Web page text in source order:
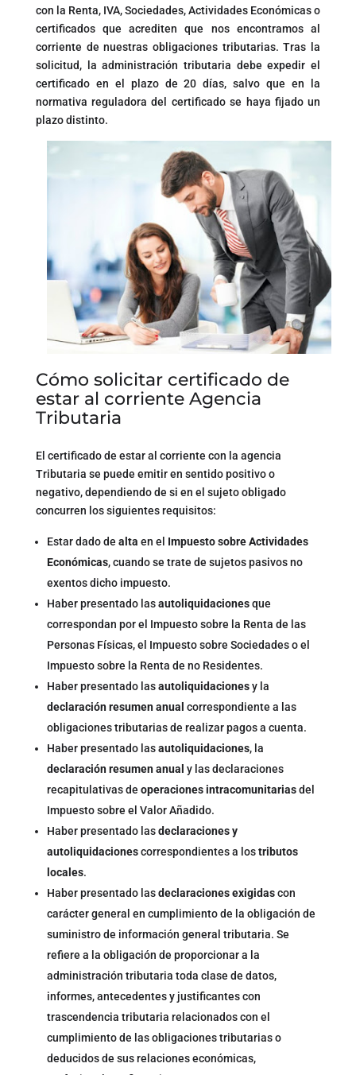
con la Renta, IVA, Sociedades, Actividades Económicas o
certificados que acrediten que nos encontramos al
corriente de nuestras obligaciones tributarias. Tras la
solicitud, la administración tributaria debe expedir el
certificado en el plazo de 20 días, salvo que en la
normativa reguladora del certificado se haya fijado un
plazo distinto.
Cómo solicitar certificado de
estar al corriente Agencia
Tributaria
El certificado de estar al corriente con la agencia
Tributaria se puede emitir en sentido positivo o
negativo, dependiendo de si en el sujeto obligado
concurren los siguientes requisitos:
Estar dado de alta en el Impuesto sobre Actividades
Económicas, cuando se trate de sujetos pasivos no
exentos dicho impuesto.
Haber presentado lasautoliquidacionesque
correspondan por el Impuesto sobre la Renta de las
Personas Físicas, el Impuesto sobre Sociedades o el
Impuesto sobre la Renta de no Residentes.
Haber presentado lasautoliquidacionesy la
declaración resumen anual correspondiente a las
obligaciones tributarias de realizar pagos a cuenta.
Haber presentado lasautoliquidaciones, la
declaración resumen anual y las declaraciones
recapitulativas de operaciones intracomunitariasdel
Impuesto sobre el Valor Añadido.
Haber presentado lasdeclaraciones y
autoliquidacionescorrespondientes a lostributos
locales.
Haber presentado lasdeclaraciones exigidascon
carácter general en cumplimiento de la obligación de
suministro de información general tributaria. Se
refiere a la obligación de proporcionar a la
administración tributaria toda clase de datos,
informes, antecedentes y justificantes con
trascendencia tributaria relacionados con el
cumplimiento de las obligaciones tributarias o
deducidos de sus relaciones económicas,